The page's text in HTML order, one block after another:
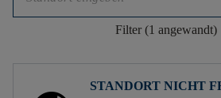
Filter (1 angewandt)
STANDORT NICHT